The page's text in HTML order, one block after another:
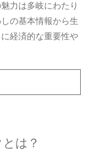
力は多岐にわたり
の基本情報から生
経済的な重要性や
は？